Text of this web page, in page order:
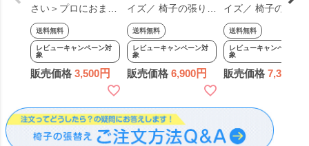
さい＞プロにおまか
せ！ 椅子の張り替え
×1脚分（作業費の
み・材料費別）※材
料は別ページからお
求めください※ 椅子
の張替え 椅子 はり
かえ 作業 サービス
送料無料
レビューキャンペーン対
象
販売価格 3,500
イズ／ 椅子の張り替
え セット レザー 合
皮 無地 【4cm厚】
【1脚分】 キット い
す DIY イス 張り替
え 国産 生地 難燃 飲
食店に 修理 座面 椅
子 張替え はりかえ
送料無料
レビューキャンペーン対
象
販売価格 6,900
イズ／ 椅子の張り
え セット レザー 合
皮 無地 【5cm厚】
【1脚分】 キット
す DIY イス 張り替
面 椅子 張替え はり
かえ 難燃 飲食店に
送料無料
レビューキャンペーン対
象
販売価格 7,300